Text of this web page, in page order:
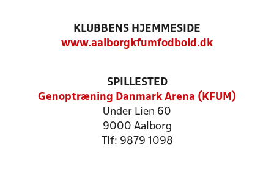
KLUBBENS HJEMMESIDE
www.aalborgkfumfodbold.dk
SPILLESTED
Genoptræning Danmark Arena (KFUM)
Under Lien 60
9000 Aalborg
Tlf: 9879 1098